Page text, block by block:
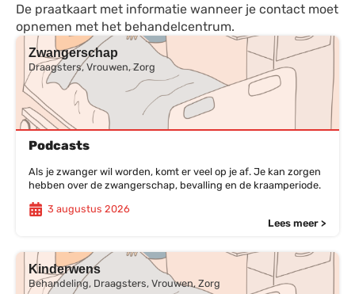
De praatkaart met informatie wanneer je contact moet
opnemen met het behandelcentrum.
Zwangerschap
Draagsters, Vrouwen, Zorg
Podcasts
Als je zwanger wil worden, komt er veel op je af. Je kan zorgen
hebben over de zwangerschap, bevalling en de kraamperiode.
3 augustus 2026
Lees meer >
Kinderwens
Behandeling, Draagsters, Vrouwen, Zorg